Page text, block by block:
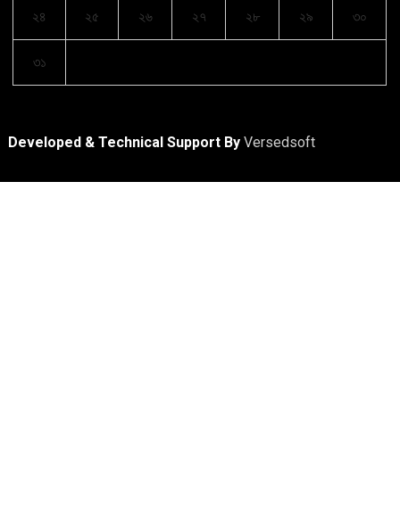
২৪ ২৫ ২৬ ২৭ ২৮ ২৯ ৩০
৩১
Developed & Technical Support ByVersedsoft